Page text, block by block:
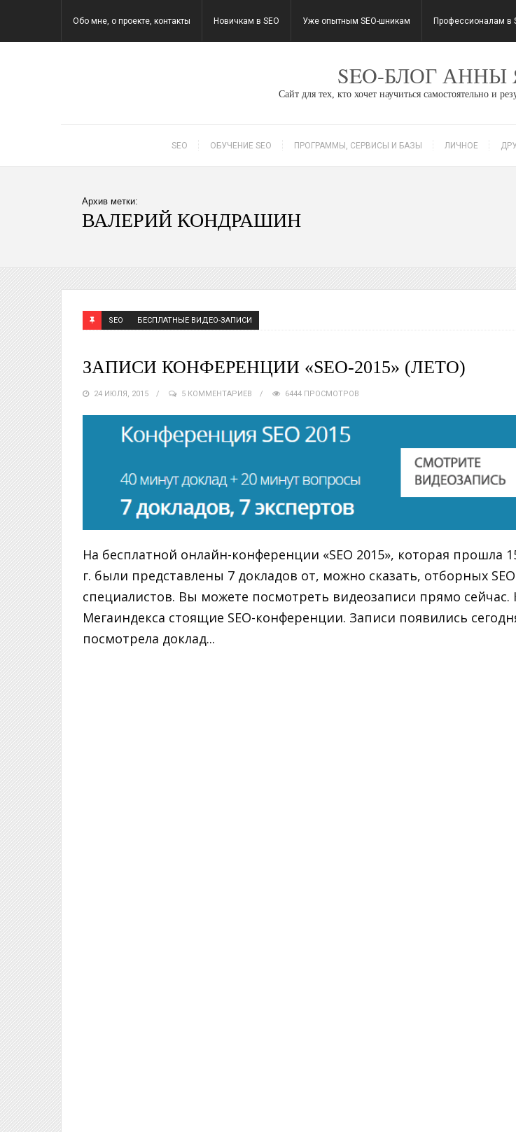
Обо мне, о проекте, контакты Новичкам в SEO Уже опытным SEO-шникам Профессионалам в
SEO-БЛОГ
Сайт для тех, кто хочет научиться самостоятельно и
SEO ОБУЧЕНИЕ SEO ПРОГРАММЫ, СЕРВИСЫ И БАЗЫ ЛИЧНОЕ
Архив метки:
ВАЛЕРИЙ КОНДРАШИН
SEO БЕСПЛАТНЫЕ ВИДЕО-ЗАПИСИ
ЗАПИСИ КОНФЕРЕНЦИИ «SEO-2015» (ЛЕТО)
24 ИЮЛЯ, 2015 5 КОММЕНТАРИЕВ 6444 ПРОСМОТРОВ
На бесплатной онлайн-конференции «SEO 2015», которая прошла
г. были представлены 7 докладов от, можно сказать, отборных
специалистов. Вы можете посмотреть видеозаписи прямо сейчас.
Мегаиндекса стоящие SEO-конференции. Записи появились
посмотрела доклад...